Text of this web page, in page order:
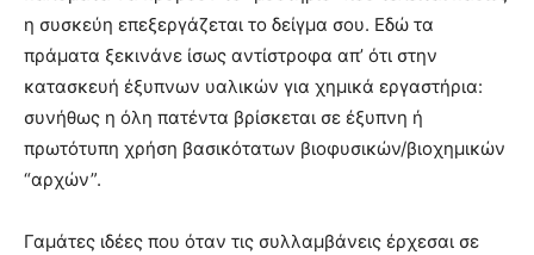
η συσκεύη επεξεργάζεται το δείγμα σου. Εδώ τα
πράματα ξεκινάνε ίσως αντίστροφα απ’ ότι στην
κατασκευή έξυπνων υαλικών για χημικά εργαστήρια:
συνήθως η όλη πατέντα βρίσκεται σε έξυπνη ή
πρωτότυπη χρήση βασικότατων βιοφυσικών/βιοχημικών
“αρχών”.
Γαμάτες ιδέες που όταν τις συλλαμβάνεις έρχεσαι σε